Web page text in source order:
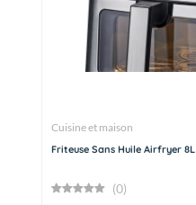
Cuisine et maison
Friteuse Sans Huile Airfryer 8L
(0)